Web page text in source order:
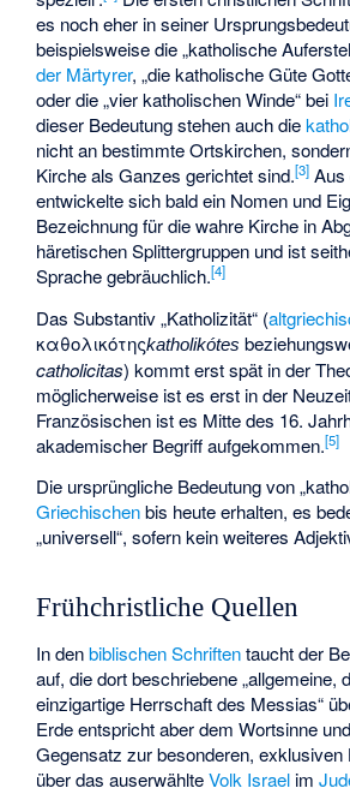
es noch eher in seiner
beispielsweise die „katholische
der Märtyrer, „die katholische Güte
oder die „vier katholischen Winde“ bei
dieser Bedeutung stehen auch die
nicht an bestimmte Ortskirchen,
Kirche als Ganzes gerichtet sind.[3] Aus
entwickelte sich bald ein Nomen und
Bezeichnung für die wahre Kirche in
häretischen Splittergruppen und ist
Sprache gebräuchlich.[4]
Das Substantiv „Katholizität“ (
καθολικότηςkatholikótes
catholicitas) kommt erst spät in der
möglicherweise ist es erst in der
Französischen ist es Mitte des 16.
akademischer Begriff aufgekommen.[5]
Die ursprüngliche Bedeutung von
Griechischenbis heute erhalten, es
„universell“, sofern kein weiteres
Frühchristliche Quellen
In denbiblischen Schriftentaucht der
auf, die dort beschriebene „allgemeine,
einzigartige Herrschaft des Messias“
Erde entspricht aber dem Wortsinne
Gegensatz zur besonderen,
über das auserwählteVolk Israel im